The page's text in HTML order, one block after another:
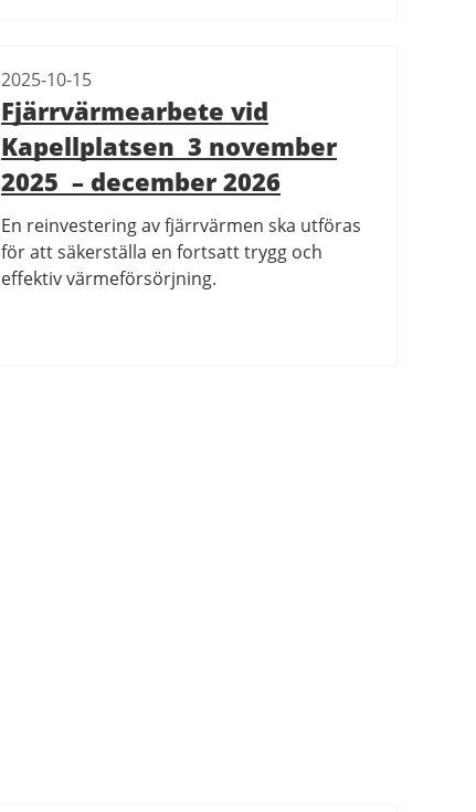
Fjärrvärmearbete vid
Kapellplatsen 3 november
2025 – december 2026
2025-10-15
En reinvestering av fjärrvärmen ska utföras
för att säkerställa en fortsatt trygg och
effektiv värmeförsörjning.